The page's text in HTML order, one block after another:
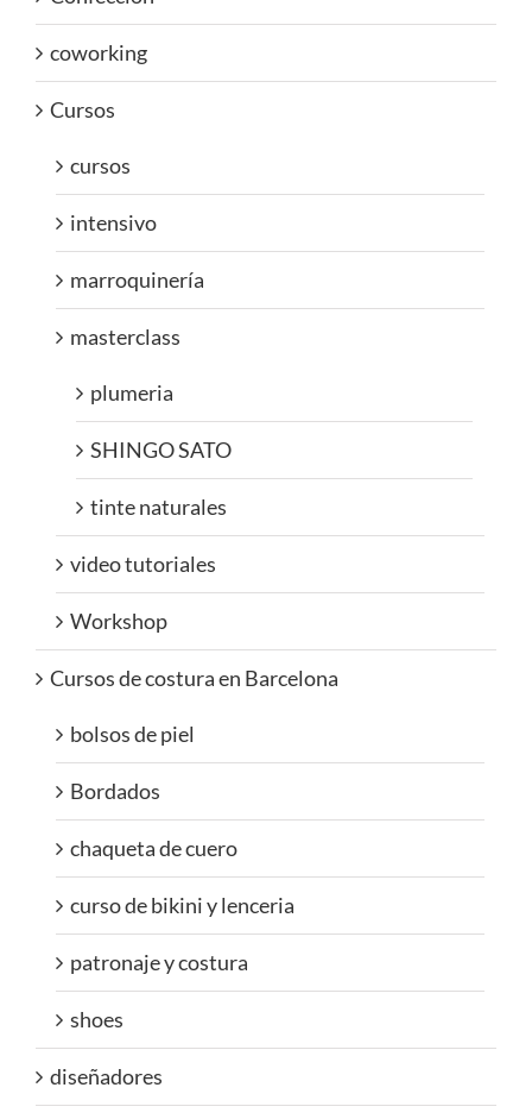
coworking
Cursos
cursos
intensivo
marroquinería
masterclass
plumeria
SHINGO SATO
tinte naturales
video tutoriales
Workshop
Cursos de costura en Barcelona
bolsos de piel
Bordados
chaqueta de cuero
curso de bikini y lenceria
patronaje y costura
shoes
diseñadores